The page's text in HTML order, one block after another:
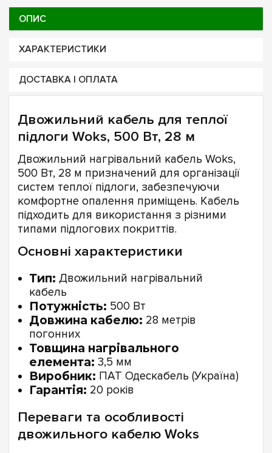
ОПИС
ХАРАКТЕРИСТИКИ
ДОСТАВКА І ОПЛАТА
Двожильний кабель для теплої
підлоги Woks, 500 Вт, 28 м
Двожильний нагрівальний кабель Woks,
500 Вт, 28 м призначений для організації
систем теплої підлоги, забезпечуючи
комфортне опалення приміщень. Кабель
підходить для використання з різними
типами підлогових покриттів.
Основні характеристики
Тип: Двожильний нагрівальний
кабель
Потужність: 500 Вт
Довжина кабелю: 28 метрів
погонних
Товщина нагрівального
елемента: 3,5 мм
Виробник: ПАТ Одескабель (Україна)
Гарантія: 20 років
Переваги та особливості
двожильного кабелю Woks